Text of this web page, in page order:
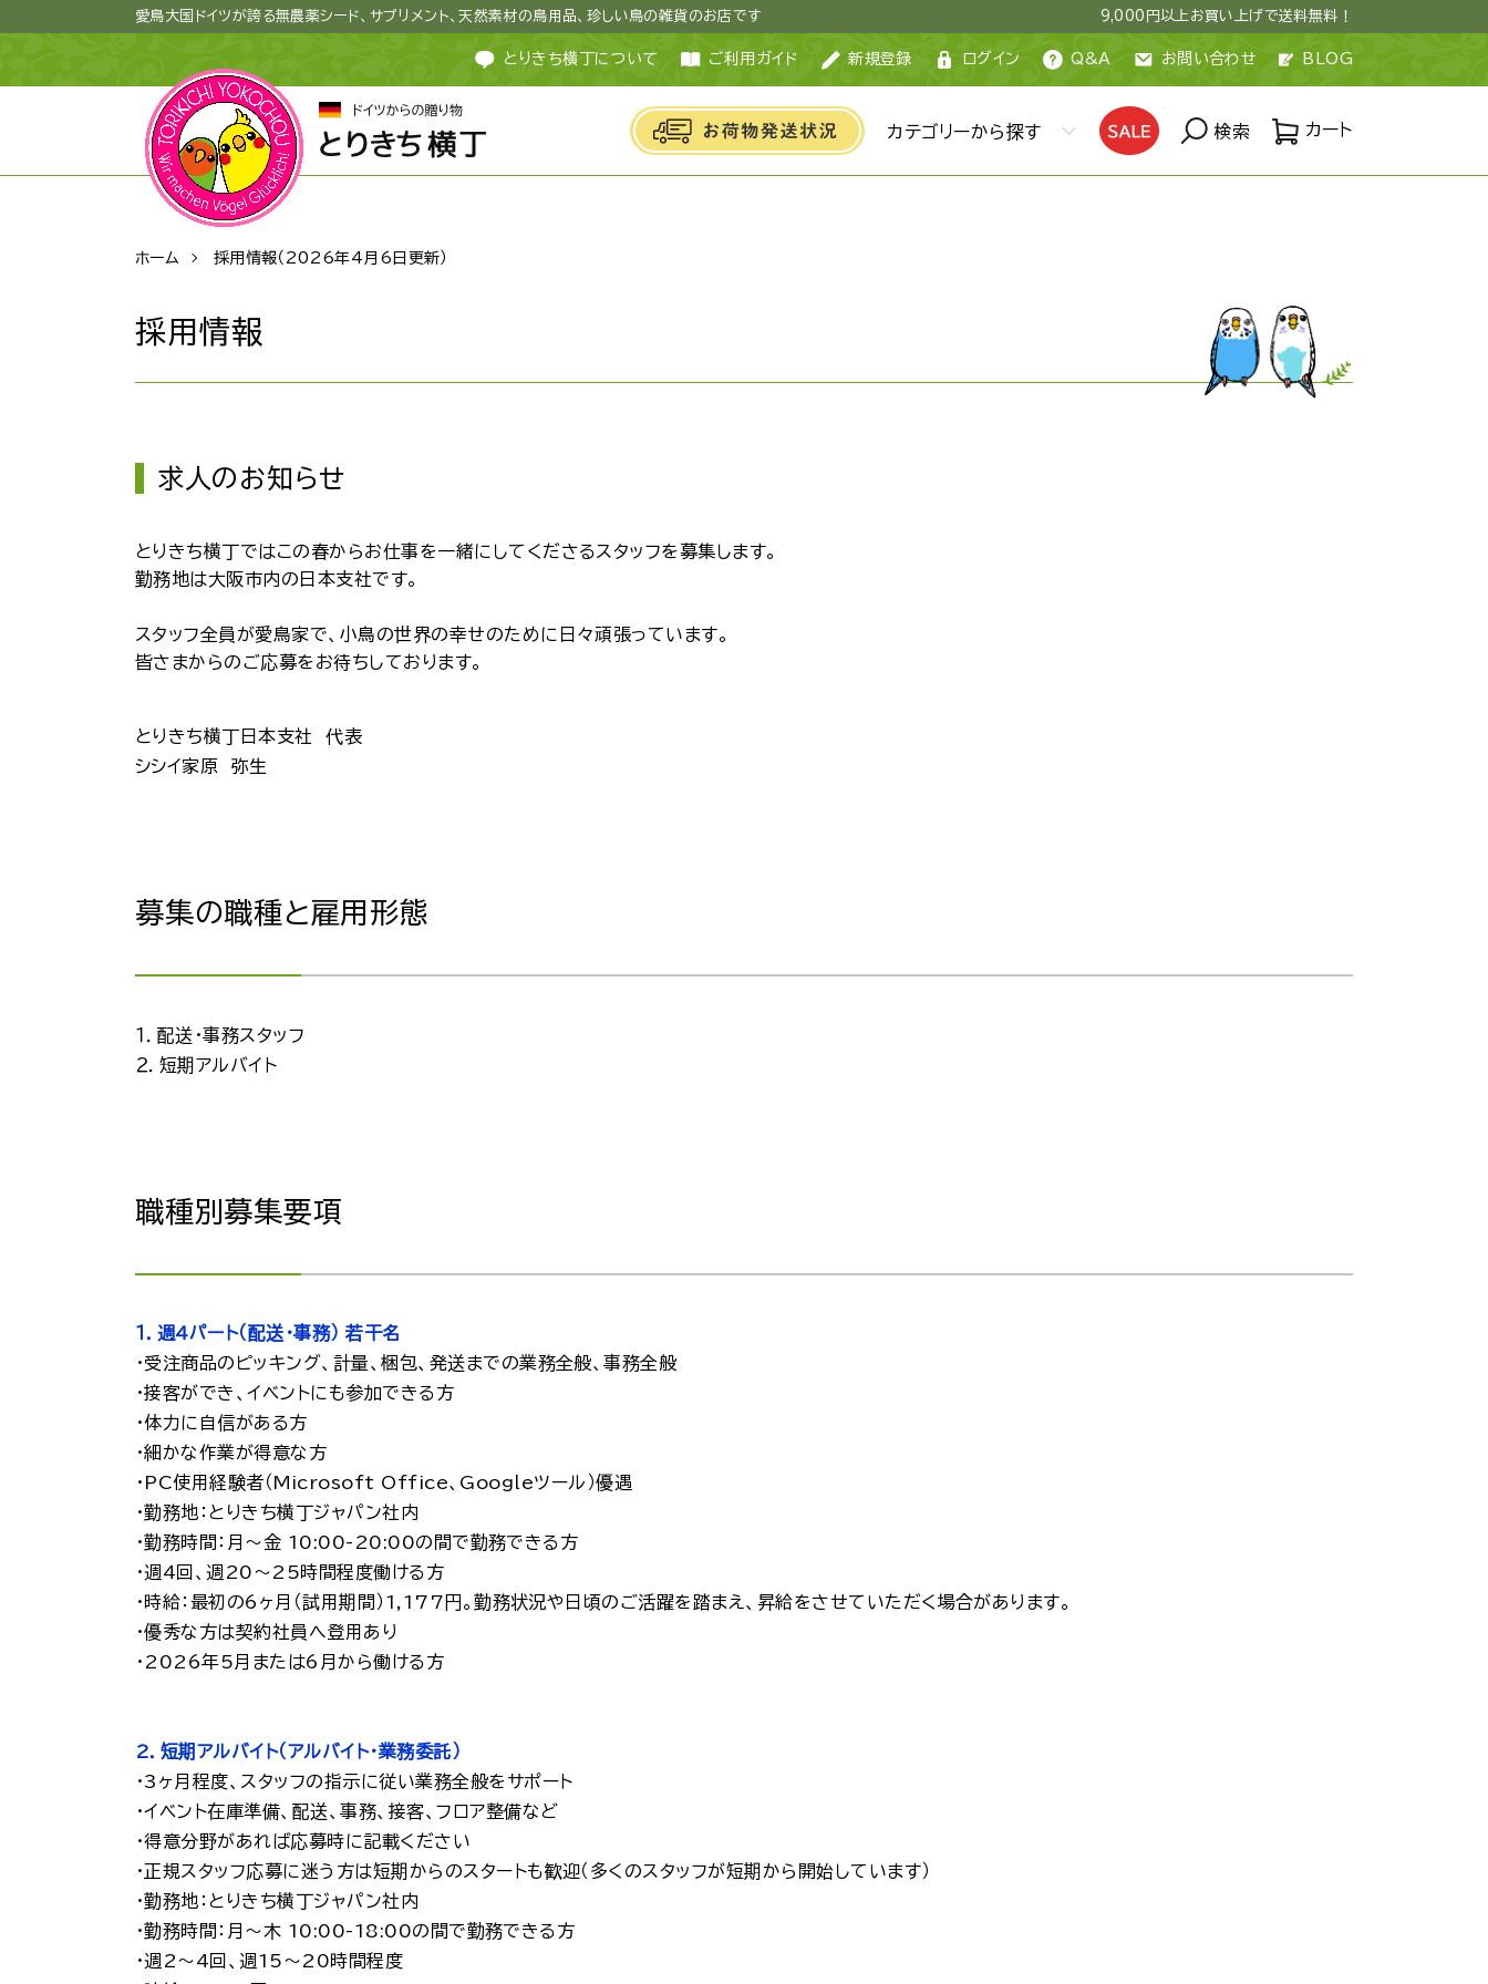
愛鳥大国ドイツが誇る無農薬シード、サプリメント、天然素材の鳥用品、珍しい鳥の雑貨のお店です 9,000円以上お買い上げで送料無料！
とりきち横丁について ご利用ガイド 新規登録 ログイン Q&A お問い合わせ BLOG
カテゴリーから探す 検索 カート
ホーム 採用情報（2026年4月6日更新）
採用情報
求人のお知らせ
とりきち横丁ではこの春からお仕事を一緒にしてくださるスタッフを募集します。
勤務地は大阪市内の日本支社です。
スタッフ全員が愛鳥家で、小鳥の世界の幸せのために日々頑張っています。
皆さまからのご応募をお待ちしております。
とりきち横丁日本支社 代表
シシイ家原 弥生
募集の職種と雇用形態
１．配送・事務スタッフ
２．短期アルバイト
職種別募集要項
１．週4パート（配送・事務） 若干名
・受注商品のピッキング、計量、梱包、発送までの業務全般、事務全般
・接客ができ、イベントにも参加できる方
・体力に自信がある方
・細かな作業が得意な方
・PC使用経験者（Microsoft Office、Googleツール）優遇
・勤務地：とりきち横丁ジャパン社内
・勤務時間：月～金 10:00-20:00の間で勤務できる方
・週4回、週20～25時間程度働ける方
・時給：最初の6ヶ月（試用期間）1,177円。勤務状況や日頃のご活躍を踏まえ、昇給をさせていただく場合があります。
・優秀な方は契約社員へ登用あり
・2026年5月または6月から働ける方
2．短期アルバイト（アルバイト・業務委託）
・3ヶ月程度、スタッフの指示に従い業務全般をサポート
・イベント在庫準備、配送、事務、接客、フロア整備など
・得意分野があれば応募時に記載ください
・正規スタッフ応募に迷う方は短期からのスタートも歓迎（多くのスタッフが短期から開始しています）
・勤務地：とりきち横丁ジャパン社内
・勤務時間：月～木 10:00-18:00の間で勤務できる方
・週2～4回、週15～20時間程度